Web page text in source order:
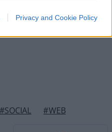
Privacy and Cookie Policy
#SOCIAL #WEB